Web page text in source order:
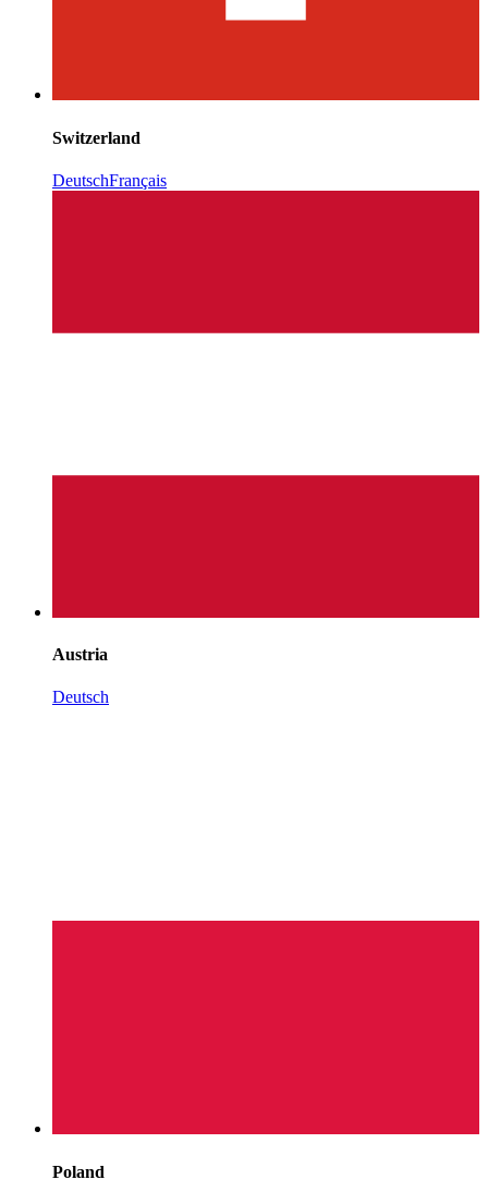
Switzerland
DeutschFrançais
Austria
Deutsch
Poland